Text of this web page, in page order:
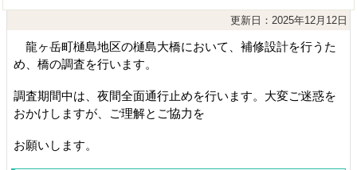
更新日：2025年12月12日
龍ヶ岳町樋島地区の樋島大橋において、補修設計を行うた
め、橋の調査を行います。
調査期間中は、夜間全面通行止めを行います。大変ご迷惑を
おかけしますが、ご理解とご協力を
お願いします。